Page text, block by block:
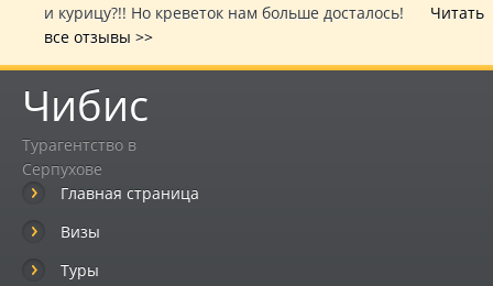
и курицу?!! Но креветок нам больше досталось! Читать
все отзывы >>
Чибис
Турагентство в
Серпухове
Главная страница
Визы
Туры